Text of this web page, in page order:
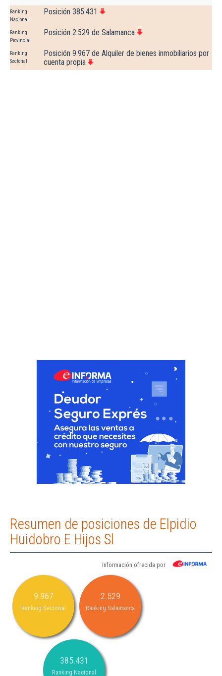
Ranking
Nacional
Posición 385.431
Ranking
Provincial
Posición 2.529 de Salamanca
Ranking
Sectorial
Posición 9.967 de Alquiler de bienes inmobiliarios por
cuenta propia
Resumen de posiciones de Elpidio
Huidobro E Hijos Sl
Información ofrecida por
9.967
Ranking Sectorial
2.529
Ranking Salamanca
385.431
Ranking Nacional